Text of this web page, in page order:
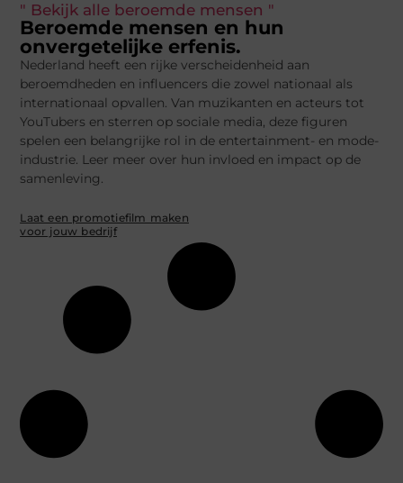
" Bekijk alle beroemde mensen "
Beroemde mensen en hun
onvergetelijke erfenis.
Nederland heeft een rijke verscheidenheid aan
beroemdheden en influencers die zowel nationaal als
internationaal opvallen. Van muzikanten en acteurs tot
YouTubers en sterren op sociale media, deze figuren
spelen een belangrijke rol in de entertainment- en mode-
industrie. Leer meer over hun invloed en impact op de
samenleving.
Laat een promotiefilm maken
voor jouw bedrijf